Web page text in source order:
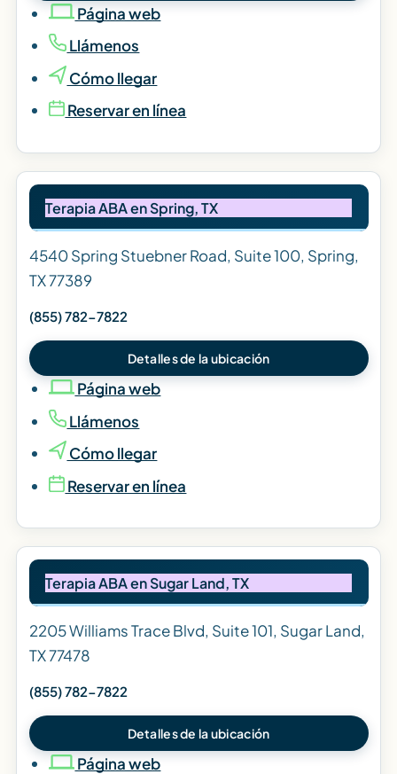
Página web
Llámenos
Cómo llegar
Reservar en línea
Terapia ABA en Spring, TX
4540 Spring Stuebner Road, Suite 100, Spring,
TX 77389
(855) 782-7822
Detalles de la ubicación
Página web
Llámenos
Cómo llegar
Reservar en línea
Terapia ABA en Sugar Land, TX
2205 Williams Trace Blvd, Suite 101, Sugar Land,
TX 77478
(855) 782-7822
Detalles de la ubicación
Página web